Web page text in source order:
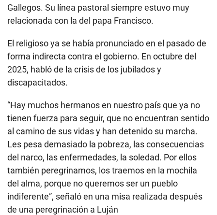
Gallegos. Su línea pastoral siempre estuvo muy
relacionada con la del papa Francisco.
El religioso ya se había pronunciado en el pasado de
forma indirecta contra el gobierno. En octubre del
2025, habló de la crisis de los jubilados y
discapacitados.
“Hay muchos hermanos en nuestro país que ya no
tienen fuerza para seguir, que no encuentran sentido
al camino de sus vidas y han detenido su marcha.
Les pesa demasiado la pobreza, las consecuencias
del narco, las enfermedades, la soledad. Por ellos
también peregrinamos, los traemos en la mochila
del alma, porque no queremos ser un pueblo
indiferente”, señaló en una misa realizada después
de una peregrinación a Luján